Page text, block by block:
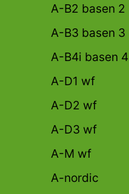
A-B2 basen 2
A-B3 basen 3
A-B4i basen 4
A-D1 wf
A-D2 wf
A-D3 wf
A-M wf
A-nordic